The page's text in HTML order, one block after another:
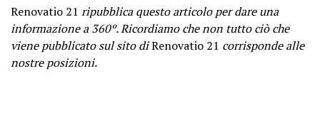
Renovatio 21 ripubblica questo articolo per dare una
informazione a 360º. Ricordiamo che non tutto ciò che
viene pubblicato sul sito diRenovatio 21 corrisponde alle
nostre posizioni.